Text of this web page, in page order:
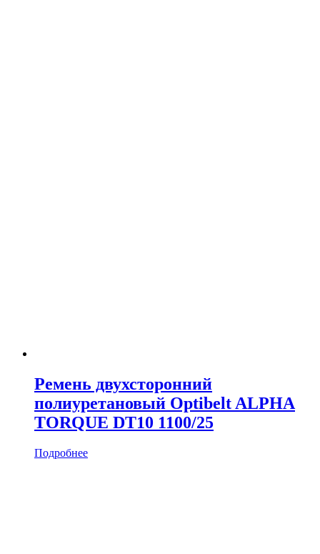
Ремень двухсторонний
полиуретановый Optibelt ALPHA
TORQUE DT10 1100/25
Подробнее